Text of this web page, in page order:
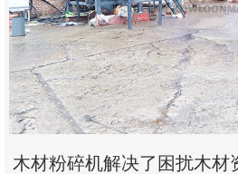
木材粉碎机解决了困扰木材